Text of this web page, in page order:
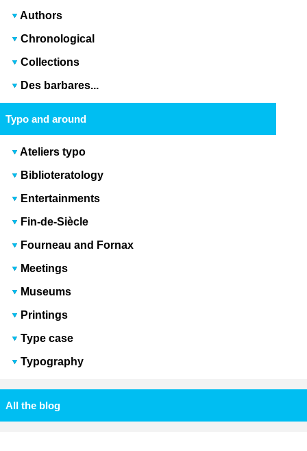
Authors
Chronological
Collections
Des barbares...
Typo and around
Ateliers typo
Biblioteratology
Entertainments
Fin-de-Siècle
Fourneau and Fornax
Meetings
Museums
Printings
Type case
Typography
All the blog